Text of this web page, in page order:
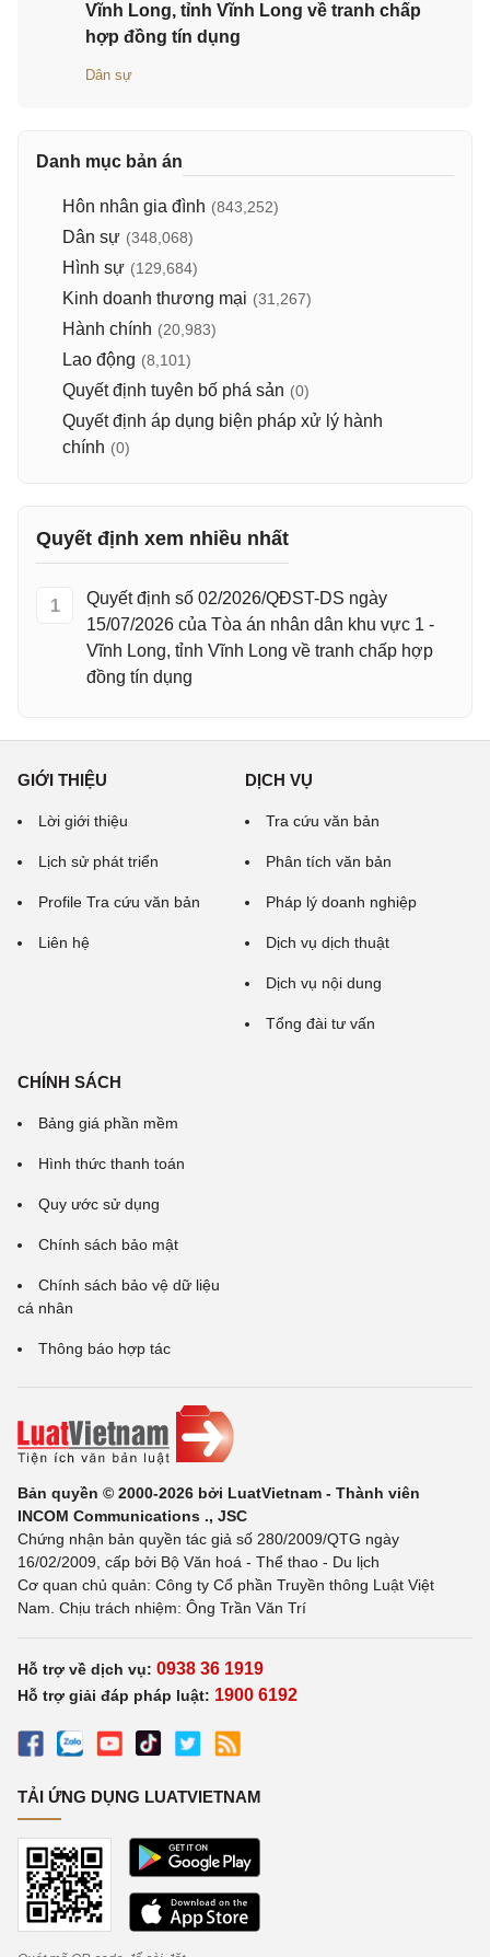
Vĩnh Long, tỉnh Vĩnh Long về tranh chấp
hợp đồng tín dụng
Dân sự
Danh mục bản án
Hôn nhân gia đình (843,252)
Dân sự (348,068)
Hình sự (129,684)
Kinh doanh thương mại (31,267)
Hành chính (20,983)
Lao động (8,101)
Quyết định tuyên bố phá sản (0)
Quyết định áp dụng biện pháp xử lý hành
chính (0)
Quyết định xem nhiều nhất
1
Quyết định số 02/2026/QĐST-DS ngày
15/07/2026 của Tòa án nhân dân khu vực 1 -
Vĩnh Long, tỉnh Vĩnh Long về tranh chấp hợp
đồng tín dụng
GIỚI THIỆU
Lời giới thiệu
Lịch sử phát triển
Profile Tra cứu văn bản
Liên hệ
DỊCH VỤ
Tra cứu văn bản
Phân tích văn bản
Pháp lý doanh nghiệp
Dịch vụ dịch thuật
Dịch vụ nội dung
Tổng đài tư vấn
CHÍNH SÁCH
Bảng giá phần mềm
Hình thức thanh toán
Quy ước sử dụng
Chính sách bảo mật
Chính sách bảo vệ dữ liệu
cá nhân
Thông báo hợp tác
Bản quyền © 2000-2026 bởi LuatVietnam - Thành viên
INCOM Communications ., JSC
Chứng nhận bản quyền tác giả số 280/2009/QTG ngày
16/02/2009, cấp bởi Bộ Văn hoá - Thể thao - Du lịch
Cơ quan chủ quản: Công ty Cổ phần Truyền thông Luật Việt
Nam. Chịu trách nhiệm: Ông Trần Văn Trí
Hỗ trợ về dịch vụ: 0938 36 1919
Hỗ trợ giải đáp pháp luật: 1900 6192
TẢI ỨNG DỤNG LUATVIETNAM